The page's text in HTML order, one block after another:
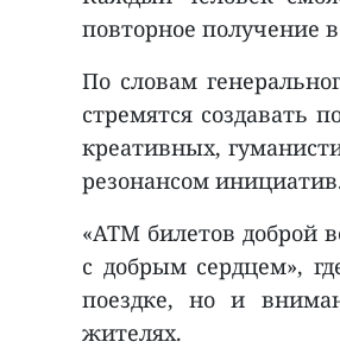
повторное получение
По словам
стремятся создавать
креативных,
резонансом
«ATM билетов доброй
с добрым сердцем»,
поездке, но и
жителях.